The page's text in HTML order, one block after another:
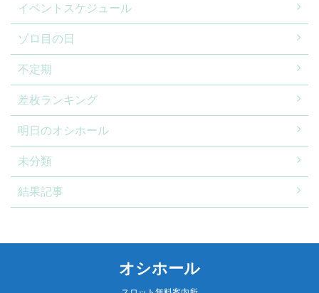
イベントスケジュール
ゾロ目の日
不定期
差枚ランキング
明日のオシホール
未分類
結果記事
オシホール